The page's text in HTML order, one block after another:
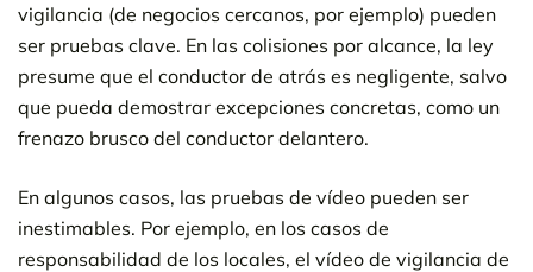
vigilancia (de negocios cercanos, por ejemplo) pueden
ser pruebas clave. En las colisiones por alcance, la ley
presume que el conductor de atrás es negligente, salvo
que pueda demostrar excepciones concretas, como un
frenazo brusco del conductor delantero.
En algunos casos, las pruebas de vídeo pueden ser
inestimables. Por ejemplo, en los casos de
responsabilidad de los locales, el vídeo de vigilancia de